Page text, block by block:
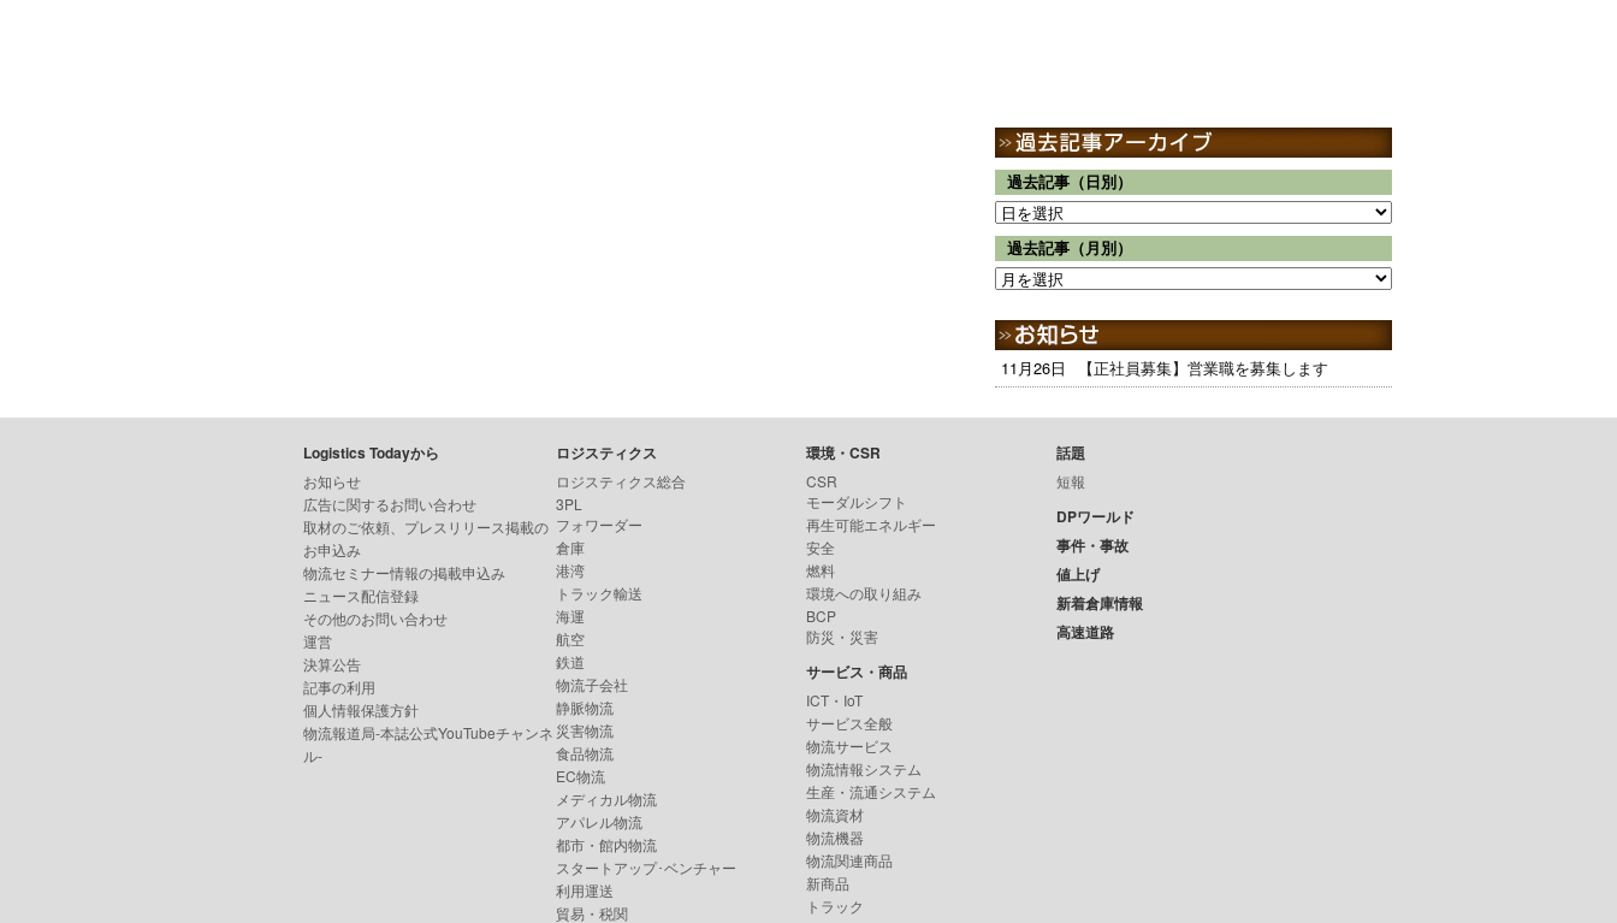
過去記事（日別）
過去記事（月別）
11月26日 【正社員募集】営業職を募集します
Logistics Todayから
お知らせ
広告に関するお問い合わせ
取材のご依頼、プレスリリース掲載の
お申込み
物流セミナー情報の掲載申込み
ニュース配信登録
その他のお問い合わせ
運営
決算公告
記事の利用
個人情報保護方針
物流報道局-本誌公式YouTubeチャンネ
ル-
ロジスティクス
ロジスティクス総合
3PL
フォワーダー
倉庫
港湾
トラック輸送
海運
航空
鉄道
物流子会社
静脈物流
災害物流
食品物流
EC物流
メディカル物流
アパレル物流
都市・館内物流
スタートアップ･ベンチャー
利用運送
貿易・税関
環境・CSR
CSR
モーダルシフト
再生可能エネルギー
安全
燃料
環境への取り組み
BCP
防災・災害
サービス・商品
ICT・IoT
サービス全般
物流サービス
物流情報システム
生産・流通システム
物流資材
物流機器
物流関連商品
新商品
トラック
話題
短報
DPワールド
事件・事故
値上げ
新着倉庫情報
高速道路